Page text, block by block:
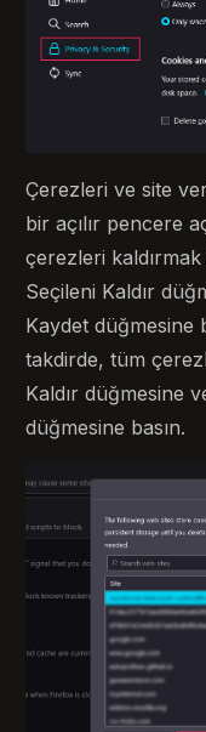
Çerezleri ve site
bir açılır pencere
çerezleri
Seçileni Kaldır
Kaydet düğmesine
takdirde, tüm
Kaldır düğmesine
düğmesine basın.